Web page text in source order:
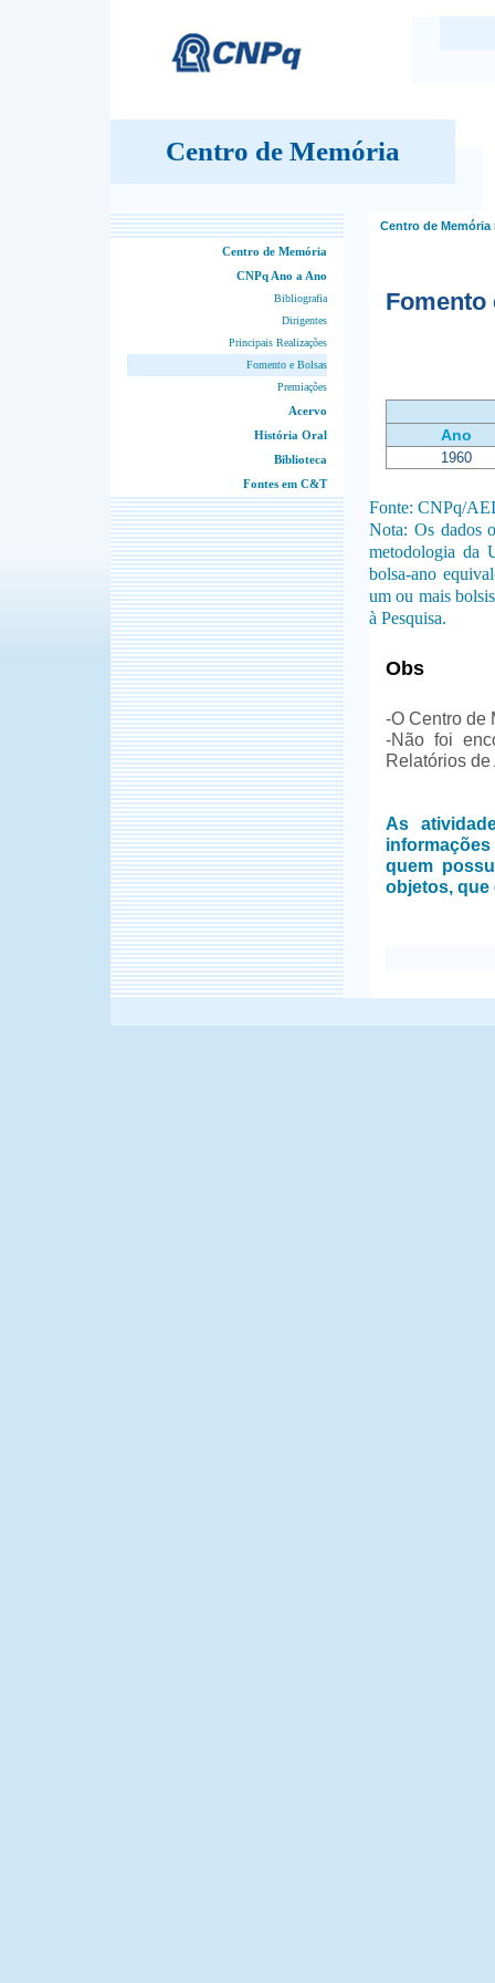
Centro de Memória
Centro de Memória
CNPq Ano a Ano
Bibliografia
Dirigentes
Principais Realizações
Fomento e Bolsas
Premiações
Acervo
História Oral
Biblioteca
Fontes em C&T
Centro de Memória
Fomento
Ano
1960
Fonte: CNPq/AEI
Nota: Os dados
metodologia da
bolsa-ano
um ou mais
à Pesquisa.
Obs
-O Centro de
-Não foi
Relatórios
As
quem
objetos, que